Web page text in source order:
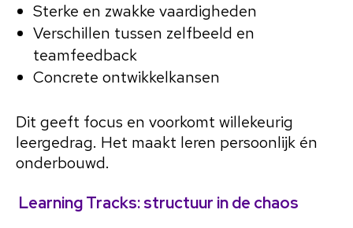
Sterke en zwakke vaardigheden
Verschillen tussen zelfbeeld en
teamfeedback
Concrete ontwikkelkansen
Dit geeft focus en voorkomt willekeurig
leergedrag. Het maakt leren persoonlijk én
onderbouwd.
Learning Tracks: structuur in de chaos